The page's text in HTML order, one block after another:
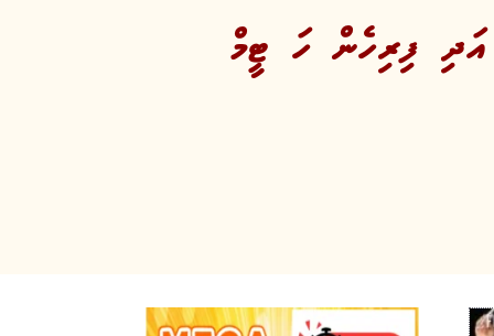
ފިރިހެން ހަ ޓީމް